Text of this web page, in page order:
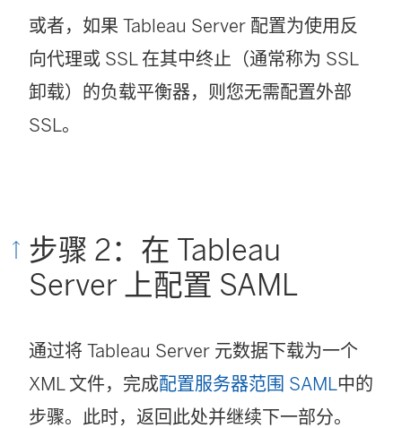
或者，如果 Tableau Server 配置为使用反
向代理或 SSL 在其中终止（通常称为 SSL
卸载）的负载平衡器，则您无需配置外部
SSL。
步骤 2：在 Tableau
Server 上配置 SAML
通过将 Tableau Server 元数据下载为一个
XML 文件，完成配置服务器范围 SAML中的
步骤。此时，返回此处并继续下一部分。